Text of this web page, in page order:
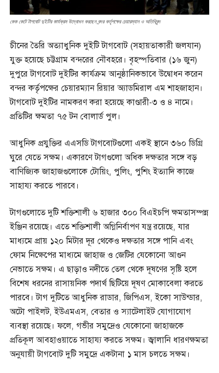
কেক কেটে টাগবোট দুইটির কার্যক্রম উদ্বোধন করছেন বন্দর কর্তৃপক্ষের চেয়ারম্যান ও অতিথিবৃন্দ
চীনের তৈরি অত্যাধুনিক দুইটি টাগবোট (সহায়তাকারী জলযান)
যুক্ত হয়েছে চট্টগ্রাম বন্দরের নৌবহরে। বৃহস্পতিবার (১৬ জুন)
দুপুরে টাগবোট দুইটির কার্যক্রম আনুষ্ঠানিকভাবে উদ্বোধন করেন
বন্দর কর্তৃপক্ষের চেয়ারম্যান রিয়ার অ্যাডমিরাল এম শাহজাহান।
টাগবোট দুইটির নামকরণ করা হয়েছে কাণ্ডারী-৩ ও ৪ নামে।
প্রতিটির ক্ষমতা ৭৫ টন বোলার্ড পুল।
আধুনিক প্রযুক্তির এএসডি টাগবোটগুলো একই স্থানে ৩৬০ ডিগ্রি
ঘুরে যেতে সক্ষম। একারণে টাগগুলো অধিক দক্ষতার সঙ্গে বড়
বাণিজ্যিক জাহাজগুলোকে টোয়িং, পুলিং, পুশিং ইত্যাদি কাজে
সাহায্য করতে পারবে।
টাগগুলোতে দুটি শক্তিশালী ৬ হাজার ৩০০ বিএইচপি ক্ষমতাসম্পন্ন
ইঞ্জিন রয়েছে। এতে শক্তিশালী অগ্নিনির্বাপণ যন্ত্র রয়েছে, যার
মাধ্যমে প্রায় ১২০ মিটার দূর থেকেও দক্ষতার সঙ্গে পানি এবং
ফোম নিক্ষেপের মাধ্যমে জাহাজ ও জেটির যেকোনো আগুন
নেভাতে সক্ষম। এ ছাড়াও নদীতে তেল থেকে দূষণের সৃষ্টি হলে
বিশেষ ধরনের রাসায়নিক পদার্থ ছিটিয়ে দূষণ মোকাবেলা করতে
পারবে। টাগ দুটিতে আধুনিক রাডার, জিপিএস, ইকো সাউন্ডার,
অটো পাইলট, ইউএমএস, বেতার ও স্যাটেলাইট যোগাযোগ
ব্যবস্থা রয়েছে। ফলে, গভীর সমুদ্রেও যেকোনো জাহাজকে
প্রতিকূল আবহাওয়াতে সাহায্য করতে সক্ষম। জ্বালানি ধারণক্ষমতা
অনুযায়ী টাগবোট দুটি সমুদ্রে একটানা ১ মাস চলতে সক্ষম।